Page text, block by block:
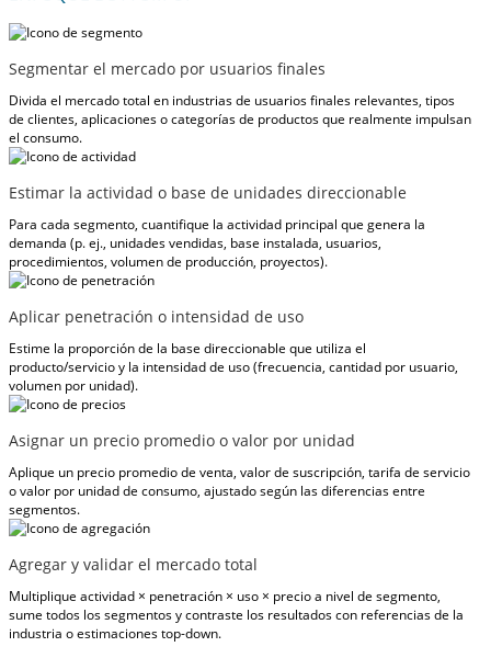
Segmentar el mercado por usuarios finales
Divida el mercado total en industrias de usuarios finales relevantes, tipos
de clientes, aplicaciones o categorías de productos que realmente impulsan
el consumo.
Estimar la actividad o base de unidades direccionable
Para cada segmento, cuantifique la actividad principal que genera la
demanda (p. ej., unidades vendidas, base instalada, usuarios,
procedimientos, volumen de producción, proyectos).
Aplicar penetración o intensidad de uso
Estime la proporción de la base direccionable que utiliza el
producto/servicio y la intensidad de uso (frecuencia, cantidad por usuario,
volumen por unidad).
Asignar un precio promedio o valor por unidad
Aplique un precio promedio de venta, valor de suscripción, tarifa de servicio
o valor por unidad de consumo, ajustado según las diferencias entre
segmentos.
Agregar y validar el mercado total
Multiplique actividad × penetración × uso × precio a nivel de segmento,
sume todos los segmentos y contraste los resultados con referencias de la
industria o estimaciones top-down.